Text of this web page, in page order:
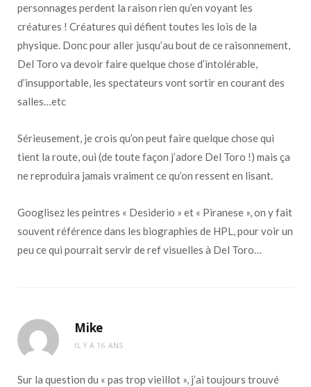
personnages perdent la raison rien qu’en voyant les
créatures ! Créatures qui défient toutes les lois de la
physique. Donc pour aller jusqu’au bout de ce raisonnement,
Del Toro va devoir faire quelque chose d’intolérable,
d’insupportable, les spectateurs vont sortir en courant des
salles…etc
Sérieusement, je crois qu’on peut faire quelque chose qui
tient la route, oui (de toute façon j’adore Del Toro !) mais ça
ne reproduira jamais vraiment ce qu’on ressent en lisant.
Googlisez les peintres « Desiderio » et « Piranese », on y fait
souvent référence dans les biographies de HPL, pour voir un
peu ce qui pourrait servir de ref visuelles à Del Toro…
Mike
IL Y A 16 ANS
Sur la question du « pas trop vieillot », j’ai toujours trouvé